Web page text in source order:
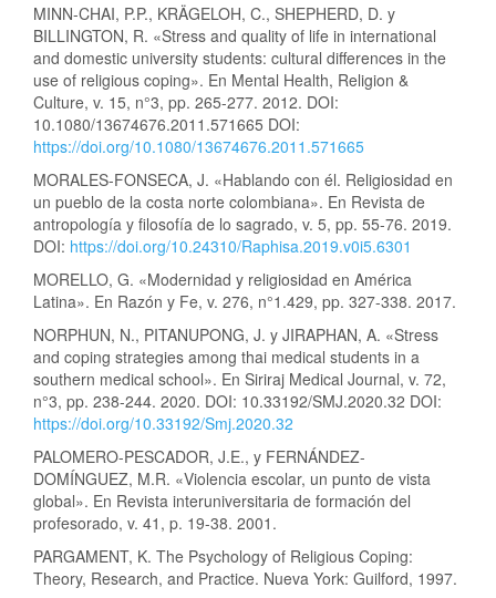
MINN-CHAI, P.P., KRÄGELOH, C., SHEPHERD, D. y
BILLINGTON, R. «Stress and quality of life in international
and domestic university students: cultural differences in the
use of religious coping». En Mental Health, Religion &
Culture, v. 15, n°3, pp. 265-277. 2012. DOI:
10.1080/13674676.2011.571665 DOI:
https://doi.org/10.1080/13674676.2011.571665
MORALES-FONSECA, J. «Hablando con él. Religiosidad en
un pueblo de la costa norte colombiana». En Revista de
antropología y filosofía de lo sagrado, v. 5, pp. 55-76. 2019.
DOI: https://doi.org/10.24310/Raphisa.2019.v0i5.6301
MORELLO, G. «Modernidad y religiosidad en América
Latina». En Razón y Fe, v. 276, n°1.429, pp. 327-338. 2017.
NORPHUN, N., PITANUPONG, J. y JIRAPHAN, A. «Stress
and coping strategies among thai medical students in a
southern medical school». En Siriraj Medical Journal, v. 72,
n°3, pp. 238-244. 2020. DOI: 10.33192/SMJ.2020.32 DOI:
https://doi.org/10.33192/Smj.2020.32
PALOMERO-PESCADOR, J.E., y FERNÁNDEZ-
DOMÍNGUEZ, M.R. «Violencia escolar, un punto de vista
global». En Revista interuniversitaria de formación del
profesorado, v. 41, p. 19-38. 2001.
PARGAMENT, K. The Psychology of Religious Coping:
Theory, Research, and Practice. Nueva York: Guilford, 1997.